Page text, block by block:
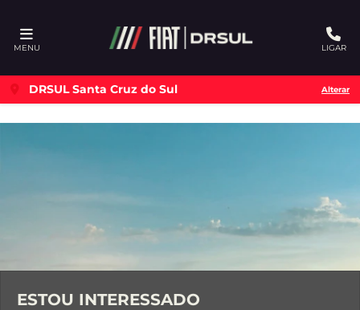
MENU LIGAR
DRSUL Santa Cruz do Sul Alterar
ESTOU INTERESSADO